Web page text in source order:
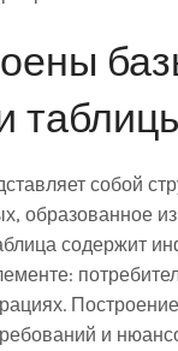
собой
образованное
содержит
и